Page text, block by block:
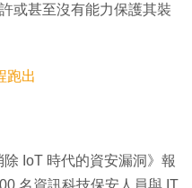
或甚至沒有能力保護其裝
跑出
除 IoT 時代的資安漏洞》報
名資訊科技保安人員與 IT